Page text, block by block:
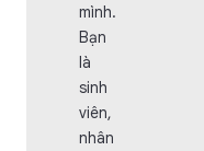
mình.
Bạn
là
sinh
viên,
nhân